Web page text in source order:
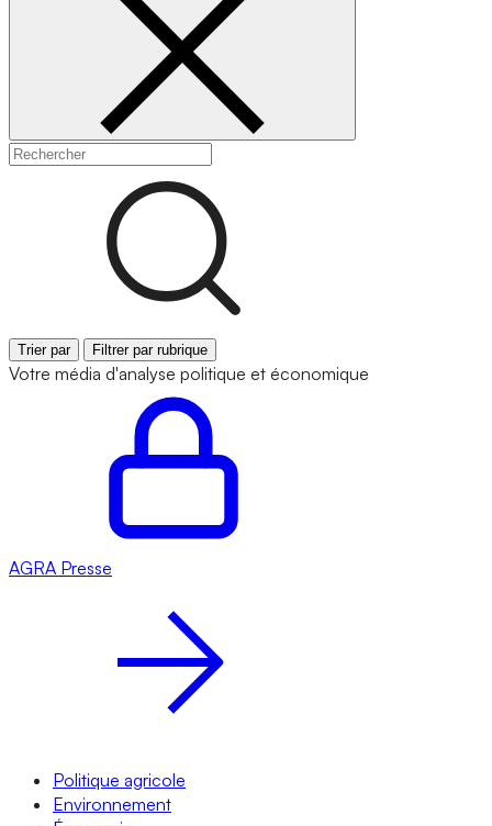
Trier par Filtrer par rubrique
Votre média d'analyse politique et économique
AGRA Presse
Politique agricole
Environnement